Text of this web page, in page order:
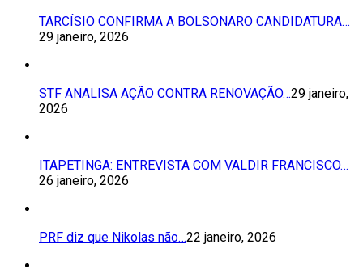
TARCÍSIO CONFIRMA A BOLSONARO CANDIDATURA…
29 janeiro, 2026
STF ANALISA AÇÃO CONTRA RENOVAÇÃO…29 janeiro,
2026
ITAPETINGA: ENTREVISTA COM VALDIR FRANCISCO…
26 janeiro, 2026
PRF diz que Nikolas não…22 janeiro, 2026